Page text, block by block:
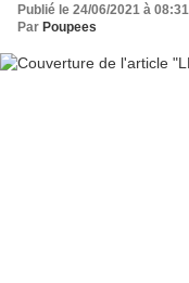
Publié le 24/06/2021 à 08:31
Par Poupees